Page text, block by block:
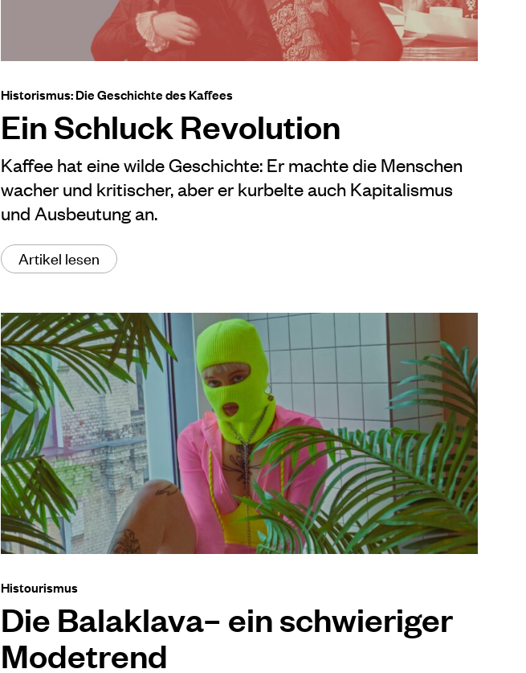
Historismus: Die Geschichte des Kaffees
Ein Schluck Revolution
Kaffee hat eine wilde Geschichte: Er machte die Menschen
wacher und kritischer, aber er kurbelte auch Kapitalismus
und Ausbeutung an.
Artikel lesen
Histourismus
Die Balaklava– ein schwieriger
Modetrend